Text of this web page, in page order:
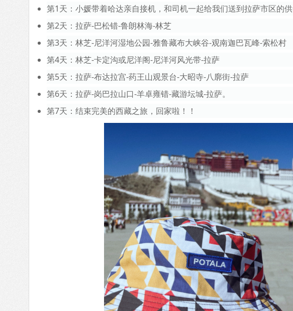
第1天：小媛带着哈达亲自接机，和司机一起给我们送到拉萨市区的
第2天：拉萨-巴松错-鲁朗林海-林芝
第3天：林芝-尼洋河湿地公园-雅鲁藏布大峡谷-观南迦巴瓦峰-索松村
第4天：林芝-卡定沟或尼洋阁-尼洋河风光带-拉萨
第5天：拉萨-布达拉宫-药王山观景台-大昭寺-八廓街-拉萨
第6天：拉萨-岗巴拉山口-羊卓雍错-藏游坛城-拉萨。
第7天：结束完美的西藏之旅，回家啦！！